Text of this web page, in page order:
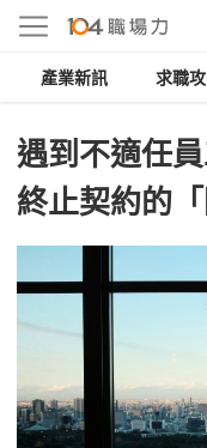
產業新訊 求職
遇到不適任
終止契約的